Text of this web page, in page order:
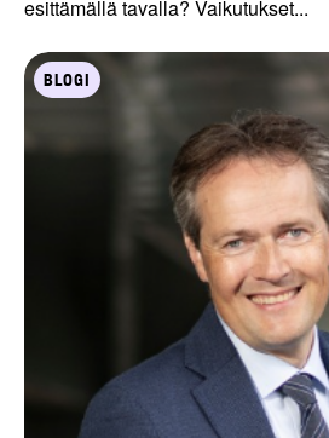
esittämällä tavalla? Vaikutukset...
BLOGI